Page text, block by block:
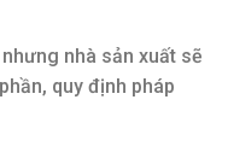
nhà sản xuất sẽ
quy định pháp